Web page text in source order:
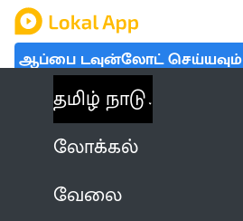
ஆப்பை டவுன்லோட் செய்யவும்
தமிழ் நாடு
லோக்கல்
வேலை